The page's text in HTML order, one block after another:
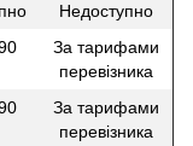
Недоступно
За тарифами
перевізника
За тарифами
перевізника